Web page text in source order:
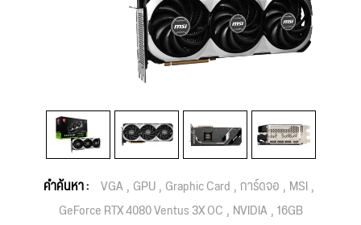
คำค้นหา : VGA GPU Graphic Card การ์ดจอ MSI
GeForce RTX 4080 Ventus 3X OC NVIDIA 16GB